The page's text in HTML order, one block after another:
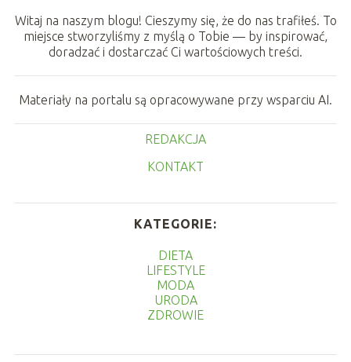
Witaj na naszym blogu! Cieszymy się, że do nas trafiłeś. To
miejsce stworzyliśmy z myślą o Tobie — by inspirować,
doradzać i dostarczać Ci wartościowych treści.
Materiały na portalu są opracowywane przy wsparciu AI.
REDAKCJA
KONTAKT
KATEGORIE:
DIETA
LIFESTYLE
MODA
URODA
ZDROWIE